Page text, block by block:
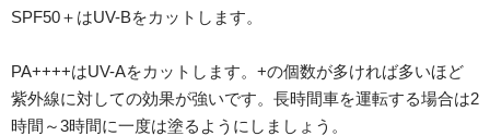
SPF50＋はUV-Bをカットします。
PA++++はUV-Aをカットします。+の個数が多ければ多いほど
紫外線に対しての効果が強いです。長時間車を運転する場合は2
時間～3時間に一度は塗るようにしましょう。